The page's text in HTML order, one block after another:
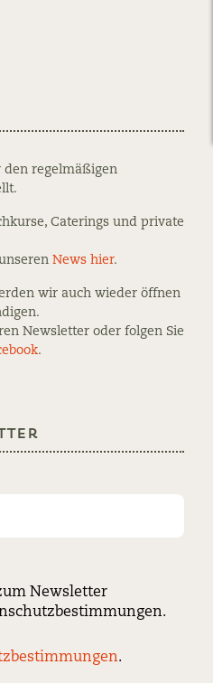
den regelmäßigen
Caterings und private
News hier.
wir auch wieder öffnen
Newsletter oder folgen Sie
.
Newsletter
.